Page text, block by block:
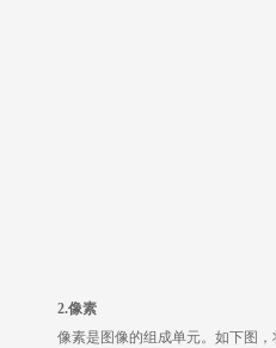
2.像素
像素是图像的组成单元。如下图